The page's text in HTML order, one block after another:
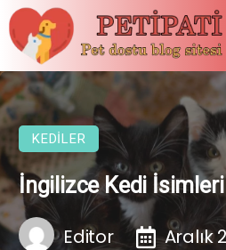
KEDILER
İngilizce Kedi İsimleri
Editor Aralık